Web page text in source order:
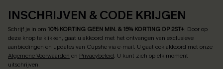
INSCHRIJVEN & CODE KRIJGEN
Schrijf je in om 10% KORTING GEEN MIN. & 15% KORTING OP 2ST+. Door op
deze knop te klikken, gaat u akkoord met het ontvangen van exclusieve
aanbiedingen en updates van Cupshe via e-mail. U gaat ook akkoord met onze
Algemene Voorwaarden en Privacybeleid. U kunt zich op elk moment
uitschrijven.